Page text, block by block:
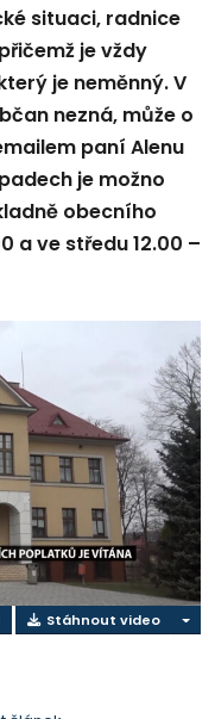
situaci, radnice
je vždy
je neměnný. V
nezná, může o
paní Alenu
je možno
obecního
a ve středu 12.00 –
Stáhnout video